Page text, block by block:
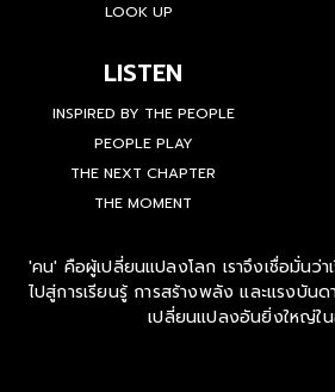
LOOK UP
LISTEN
INSPIRED BY THE PEOPLE
PEOPLE PLAY
THE NEXT CHAPTER
THE MOMENT
'คน' คือผู้เปลี่ยนแปลงโลก เราจึงเชื่อมั่นว่
ไปสู่การเรียนรู้ การสร้างพลัง และแรงบัน
เปลี่ยนแปลงอันยิ่งใหญ่ใ